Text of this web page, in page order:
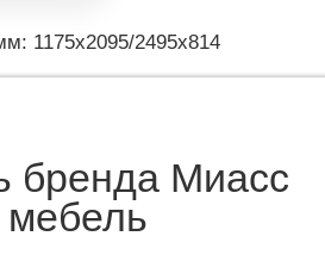
1175x2095/2495x814
бренда Миасс
мебель